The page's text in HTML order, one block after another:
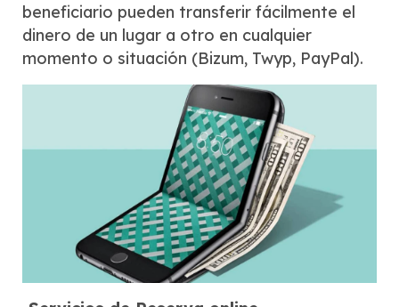
beneficiario pueden transferir fácilmente el
dinero de un lugar a otro en cualquier
momento o situación (Bizum, Twyp, PayPal).